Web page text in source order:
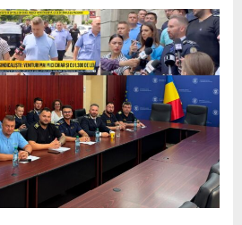
obține
în
Legii
de